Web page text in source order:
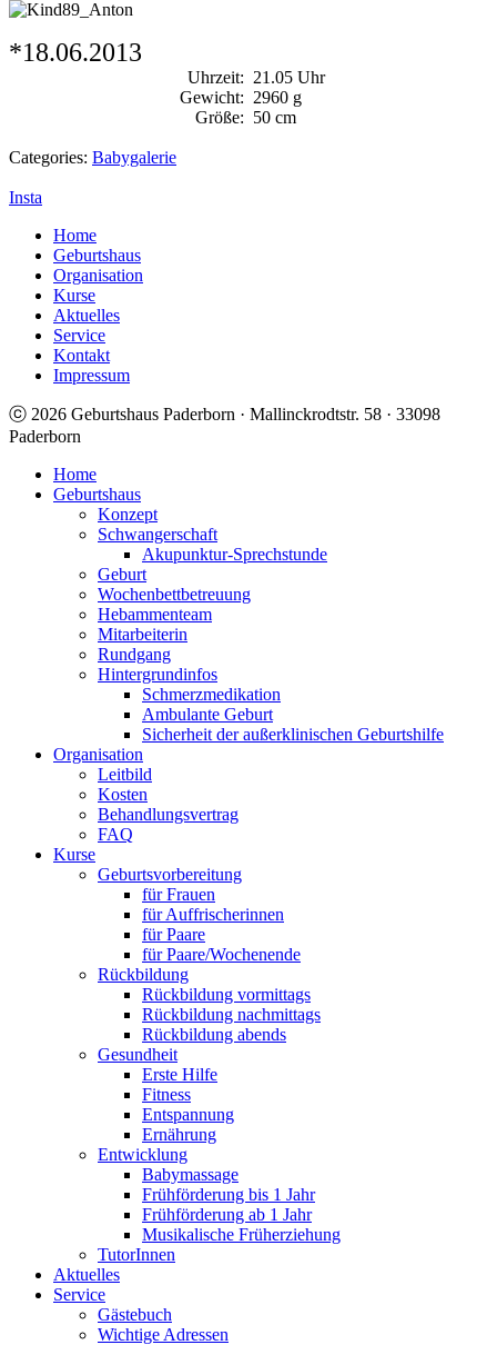
*18.06.2013
Uhrzeit: 21.05 Uhr
Gewicht: 2960 g
Größe: 50 cm
Categories: Babygalerie
Insta
Home
Geburtshaus
Organisation
Kurse
Aktuelles
Service
Kontakt
Impressum
ⓒ 2026 Geburtshaus Paderborn · Mallinckrodtstr. 58 · 33098
Paderborn
Home
Geburtshaus
Konzept
Schwangerschaft
Akupunktur-Sprechstunde
Geburt
Wochenbettbetreuung
Hebammenteam
Mitarbeiterin
Rundgang
Hintergrundinfos
Schmerzmedikation
Ambulante Geburt
Sicherheit der außerklinischen Geburtshilfe
Organisation
Leitbild
Kosten
Behandlungsvertrag
FAQ
Kurse
Geburtsvorbereitung
für Frauen
für Auffrischerinnen
für Paare
für Paare/Wochenende
Rückbildung
Rückbildung vormittags
Rückbildung nachmittags
Rückbildung abends
Gesundheit
Erste Hilfe
Fitness
Entspannung
Ernährung
Entwicklung
Babymassage
Frühförderung bis 1 Jahr
Frühförderung ab 1 Jahr
Musikalische Früherziehung
TutorInnen
Aktuelles
Service
Gästebuch
Wichtige Adressen